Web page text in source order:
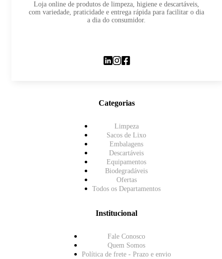
Loja online de produtos de limpeza, higiene e descartáveis,
com variedade, praticidade e entrega rápida para facilitar o dia
a dia do consumidor.
Categorias
Limpeza
Sacos de Lixo
Embalagens
Descartáveis
Equipamentos
Biodegradáveis
Ofertas
Todos os Departamentos
Institucional
Fale Conosco
Quem Somos
Política de frete - Prazo e envio